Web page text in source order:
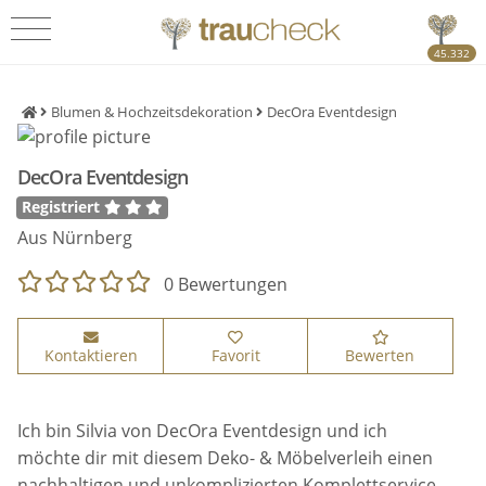
45.332
Blumen & Hochzeitsdekoration DecOra Eventdesign
DecOra Eventdesign
Registriert
Aus Nürnberg
0 Bewertungen
Kontaktieren Favorit Bewerten
Ich bin Silvia von DecOra Eventdesign und ich
möchte dir mit diesem Deko- & Möbelverleih einen